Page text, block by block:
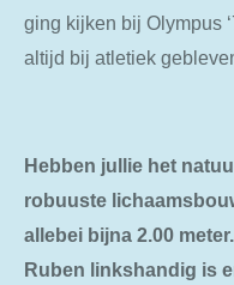
ging kijken bij Olympus
altijd bij atletiek
Hebben jullie het
robuuste
allebei bijna 2.00
Ruben linkshandig is